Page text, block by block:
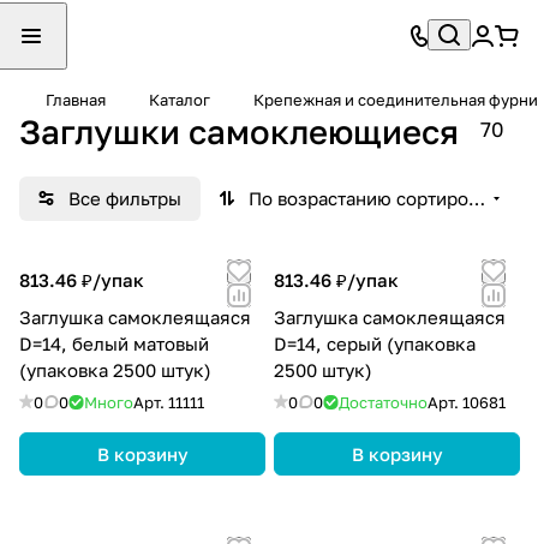
Главная Каталог Крепежная и соединительная
Заглушки самоклеющиеся 70
Все фильтры
813.46 ₽/упак
Заглушка самоклеящаяся
D=14, белый матовый
(упаковка 2500 штук)
0 0 МногоАрт. 11111
В корзину
813.46 ₽/упак
Заглушка самоклеящаяся
D=14, серый (упаковка
2500 штук)
0 0 ДостаточноАрт. 10681
В корзину